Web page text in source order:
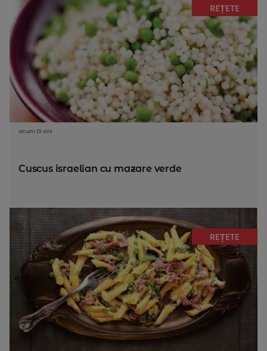
REȚETE
acum 13 ani
Cuscus israelian cu mazare verde
REȚETE